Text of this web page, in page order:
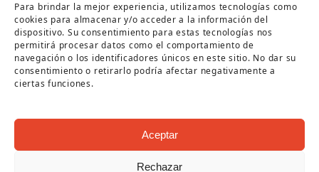
Para brindar la mejor experiencia, utilizamos tecnologías como
cookies para almacenar y/o acceder a la información del
dispositivo. Su consentimiento para estas tecnologías nos
permitirá procesar datos como el comportamiento de
navegación o los identificadores únicos en este sitio. No dar su
consentimiento o retirarlo podría afectar negativamente a
ciertas funciones.
Aceptar
Rechazar
Página cofinanciada por la Diputación de Córdoba